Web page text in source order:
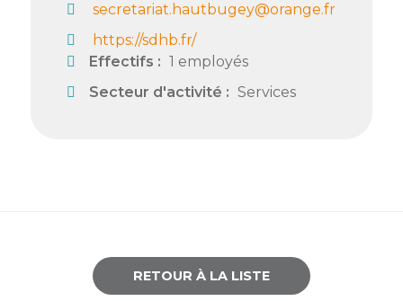
secretariat.hautbugey@orange.fr
https://sdhb.fr/
Effectifs : 1 employés
Secteur d'activité : Services
RETOUR À LA LISTE